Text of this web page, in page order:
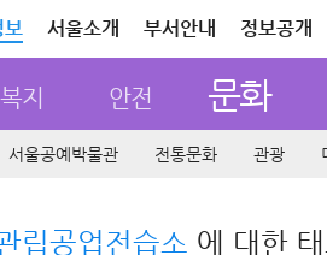
보 서울소개 부서안내 정보공개
복지 안전 문화
서울공예박물관 전통문화 관광
립공업전습소 에 대한